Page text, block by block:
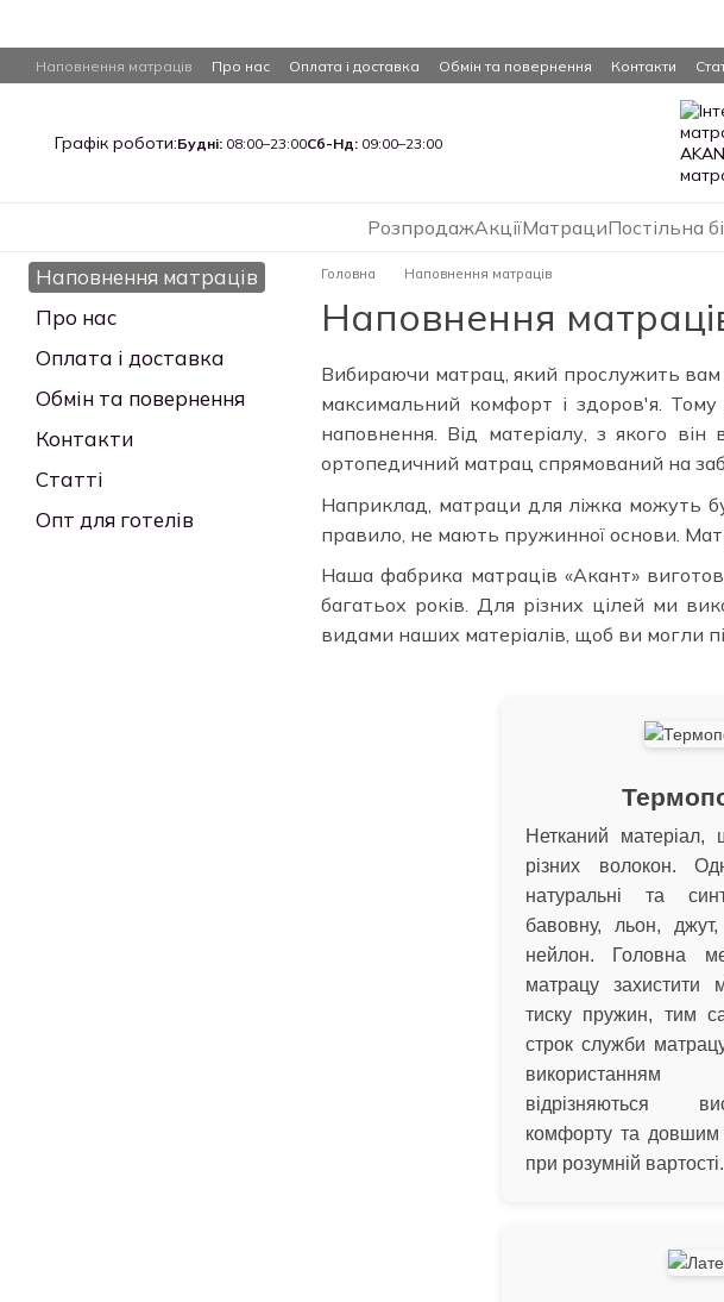
Наповнення матраців Про нас Оплата і доставка Обмін та повернення Контакти
Графік роботи:Будні: 08:00–23:00Сб-Нд: 09:00–23:00
РозпродажАкціїМатрациПостільна
Головна Наповнення матраців
Наповнення
Вибираючи матрац, який прослужить вам
максимальний комфорт і здоров'я.
наповнення. Від матеріалу, з якого
ортопедичний матрац спрямований на
Наприклад, матраци для ліжка можуть
правило, не мають пружинної основи.
Наша фабрика матраців «Акант»
багатьох років. Для різних цілей ми
видами наших матеріалів, щоб ви могли
Нетканий матеріал,
різних волокон.
натуральні та
бавовну, льон,
нейлон. Головна
матрацу захистити
тиску пружин, тим
строк служби
відрізняються
комфорту та довшим
при розумній вартості.
Наповнення матраців
Про нас
Оплата і доставка
Обмін та повернення
Контакти
Статті
Опт для готелів